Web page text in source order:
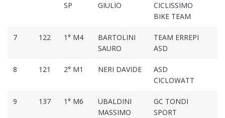
SP
GIULIO
CICLISSIMO
BIKE TEAM
7 122 1° M4
BARTOLINI
SAURO
TEAM ERREPI
ASD
8 121 2° M1 NERI DAVIDE
ASD
CICLOWATT
9 137 1° M6
UBALDINI
MASSIMO
GC TONDI
SPORT